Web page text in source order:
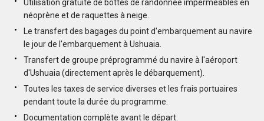
Utilisation gratuite de bottes de randonnée imperméables en
néoprène et de raquettes à neige.
Le transfert des bagages du point d'embarquement au navire
le jour de l'embarquement à Ushuaia.
Transfert de groupe préprogrammé du navire à l'aéroport
d'Ushuaia (directement après le débarquement).
Toutes les taxes de service diverses et les frais portuaires
pendant toute la durée du programme.
Documentation complète avant le départ.